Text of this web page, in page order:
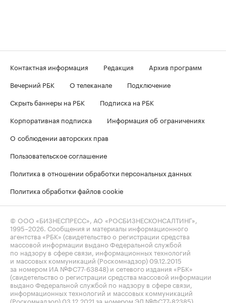
Контактная информация Редакция
Архив программ
Вечерний РБК
О телеканале
Подключение
Скрыть баннеры на РБК
Подписка на РБК
Корпоративная подписка
Информация об ограничениях
О соблюдении авторских прав
Пользовательское соглашение
Политика в отношении обработки персональных данных
Политика обработки файлов cookie
© ООО «БИЗНЕСПРЕСС», АО «РОСБИЗНЕСКОНСАЛТИНГ»,
1995–2026 . Сообщения и материалы информационного
агентства «РБК» (свидетельство о регистрации средства
массовой информации выдано Федеральной службой
по надзору в сфере связи, информационных технологий
и массовых коммуникаций (Роскомнадзор) 09.12.2015
за номером ИА №ФС77-63848) и сетевого издания «РБК»
(свидетельство о регистрации средства массовой информации
выдано Федеральной службой по надзору в сфере связи,
информационных технологий и массовых коммуникаций
(Роскомнадзор) 03.12.2021 за номером ЭЛ №ФС77-82385)